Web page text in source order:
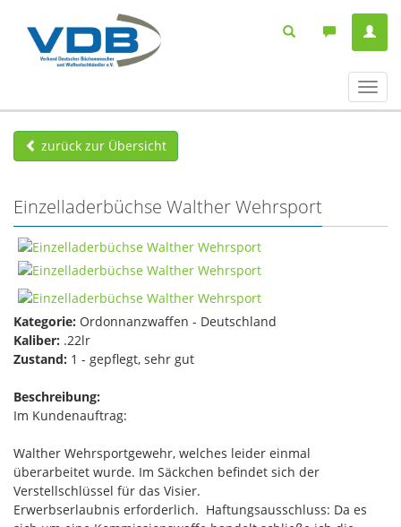
ein-/
zurück zur Übersicht
Einzelladerbüchse Walther Wehrsport
Kategorie: Ordonnanzwaffen - Deutschland
Kaliber: .22lr
Zustand: 1 - gepflegt, sehr gut
Beschreibung:
Im Kundenauftrag:
Walther Wehrsportgewehr, welches leider einmal
überarbeitet wurde. Im Säckchen befindet sich der
Verstellschlüssel für das Visier.
Erwerbserlaubnis erforderlich. Haftungsausschluss: Da es